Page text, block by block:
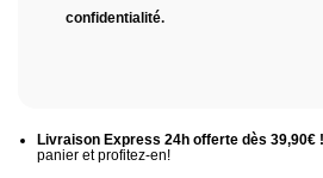
confidentialité.
Livraison Express 24h offerte dès 39,90€ !
panier et profitez-en!